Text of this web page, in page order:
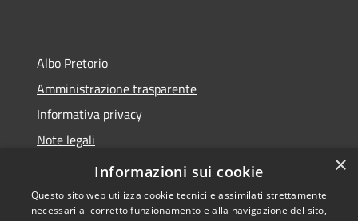
Albo Pretorio
Amministrazione trasparente
Informativa privacy
Note legali
Dichiarazione di accessibilità
×
Informazioni sui cookie
Questo sito web utilizza cookie tecnici e assimilati strettamente
necessari al corretto funzionamento e alla navigazione del sito,